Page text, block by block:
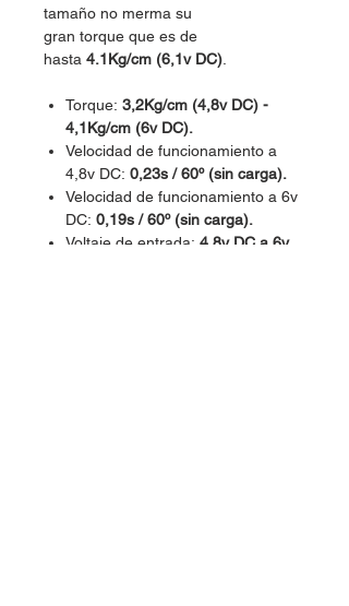
tamaño no merma su
gran torque que es de
hasta 4.1Kg/cm (6,1v DC)
Torque: 3,2Kg/cm (4,8v DC) -
4,1Kg/cm (6v DC).
Velocidad de funcionamiento a
4,8v DC: 0,23s / 60º (sin carga).
Velocidad de funcionamiento a 6v
DC: 0,19s / 60º (sin carga).
Voltaje de entrada: 4,8v DC a 6v